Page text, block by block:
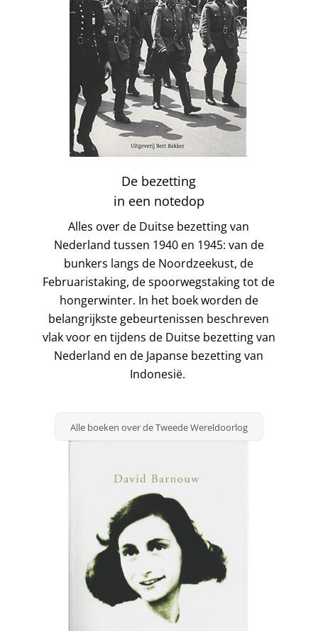
De bezetting
in een notedop
Alles over de Duitse bezetting van
Nederland tussen 1940 en 1945: van de
bunkers langs de Noordzeekust, de
Februaristaking, de spoorwegstaking tot de
hongerwinter. In het boek worden de
belangrijkste gebeurtenissen beschreven
vlak voor en tijdens de Duitse bezetting van
Nederland en de Japanse bezetting van
Indonesië.
Alle boeken over de Tweede Wereldoorlog